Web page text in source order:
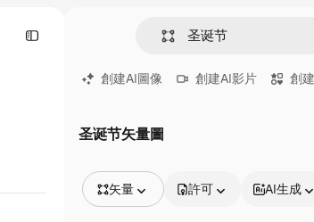
創建AI圖像 創建AI影片 創
圣诞节矢量圖
矢量 許可 AI生成